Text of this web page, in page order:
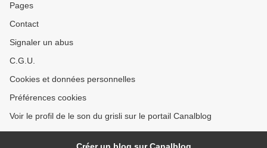
Pages
Contact
Signaler un abus
C.G.U.
Cookies et données personnelles
Préférences cookies
Voir le profil de le son du grisli sur le portail Canalblog